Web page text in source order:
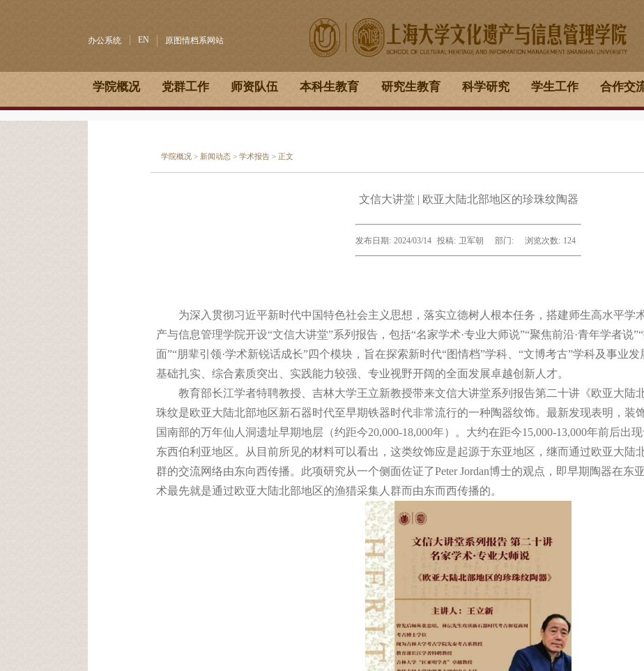
办公系统 EN 原图情档系网站
学院概况 党群工作 师资队伍 本科生教育 研究生教育 科学研究 学生工作 合作交
学院概况 >新闻动态 >学术报告 > 正文
文信大讲堂 | 欧亚大陆北部地区的珍珠纹陶器
发布日期: 2024/03/14 投稿: 卫军朝 部门: 浏览次数: 124
为深入贯彻习近平新时代中国特色社会主义思想，落实立德树人根本任务，搭建师生高水平学
产与信息管理学院开设“文信大讲堂”系列报告，包括“名家学术·专业大师说”“聚焦前沿·青年学者说”“
面”“朋辈引领·学术新锐话成长”四个模块，旨在探索新时代“图情档”学科、 “文博考古”学科及事业发
基础扎实、综合素质突出、实践能力较强、专业视野开阔的全面发展卓越创新人才。
教育部长江学者特聘教授、吉林大学王立新教授带来文信大讲堂系列报告第二十讲《欧亚大陆
珠纹是欧亚大陆北部地区新石器时代至早期铁器时代非常流行的一种陶器纹饰。最新发现表明，装
国南部的万年仙人洞遗址早期地层（约距今20,000-18,000年）。大约在距今15,000-13,000年前后出
东西伯利亚地区。从目前所见的材料可以看出，这类纹饰应是起源于东亚地区，继而通过欧亚大陆
群的交流网络由东向西传播。此项研究从一个侧面佐证了Peter Jordan博士的观点，即早期陶器在东
术最先就是通过欧亚大陆北部地区的渔猎采集人群而由东而西传播的。